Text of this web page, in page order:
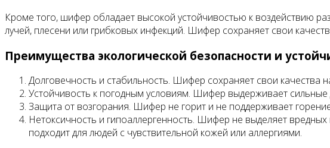
Кроме того, шифер обладает высокой устойчивостью к воздействию
лучей, плесени или грибковых инфекций. Шифер сохраняет свои
Преимущества экологической безопасности и
Долговечность и стабильность. Шифер сохраняет свои качества
Устойчивость к погодным условиям. Шифер выдерживает
Защита от возгорания. Шифер не горит и не поддерживает
Нетоксичность и гипоаллергенность. Шифер не выделяет
подходит для людей с чувствительной кожей или аллергиями.